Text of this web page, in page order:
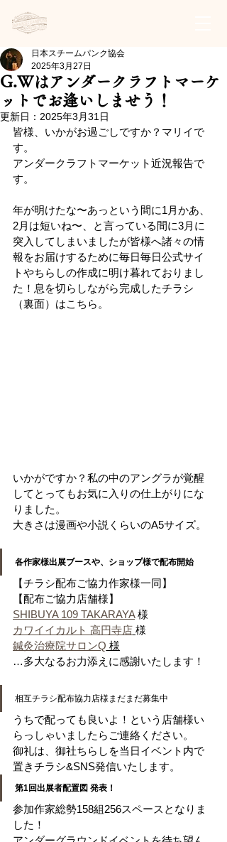
G.Wはアンダークラフトマーケ
ットでお逢いしませう！
日本スチームパンク協会
2025年3月27日
更新日： 2025年3月31日
皆様、いかがお過ごしですか？マリイで
す。
アンダークラフトマーケット近況報告で
す。
年が明けたな〜あっという間に1月かあ、
2月は短いね〜、と言っている間に3月に
突入してしまいましたが皆様へ諸々の情
報をお届けするために毎日毎日公式サイ
トやちらしの作成に明け暮れておりまし
た！息を切らしながら完成したチラシ
（裏面）はこちら。
いかがですか？私の中のアングラが覚醒
してとってもお気に入りの仕上がりにな
りました。
大きさは漫画や小説くらいのA5サイズ。
各作家様出展ブースや、ショップ様で配布開始
【チラシ配布ご協力作家様一同】
【配布ご協力店舗様】
SHIBUYA 109 TAKARAYA 様
カワイイカルト 高円寺店 様
鍼灸治療院サロンQ 様
…多大なるお力添えに感謝いたします！
相互チラシ配布協力店様まだまだ募集中
うちで配っても良いよ！という店舗様い
らっしゃいましたらご連絡ください。
御礼は、御社ちらしを当日イベント内で
置きチラシ&SNS発信いたします。
第1回出展者配置図 発表！
参加作家総勢158組256スペースとなりま
した！